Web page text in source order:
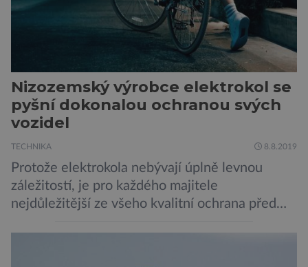
Nizozemský výrobce elektrokol se
pyšní dokonalou ochranou svých
vozidel
TECHNIKA 8.8.2019
Protože elektrokola nebývají úplně levnou
záležitostí, je pro každého majitele
nejdůležitější ze všeho kvalitní ochrana před